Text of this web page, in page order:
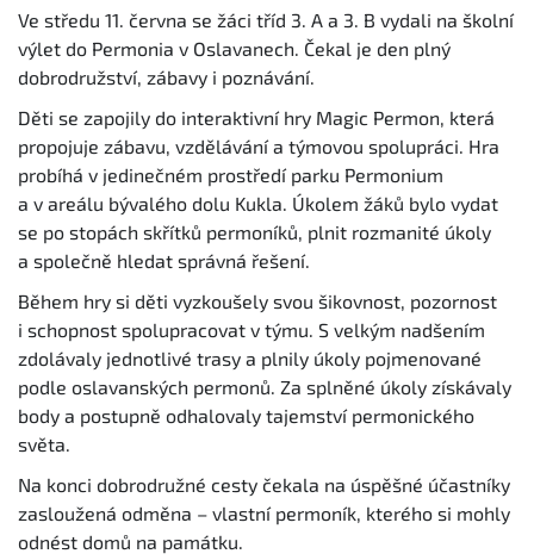
Ve středu 11. června se žáci tříd 3. A a 3. B vydali na školní
výlet do Permonia v Oslavanech. Čekal je den plný
dobrodružství, zábavy i poznávání.
Děti se zapojily do interaktivní hry Magic Permon, která
propojuje zábavu, vzdělávání a týmovou spolupráci. Hra
probíhá v jedinečném prostředí parku Permonium
a v areálu bývalého dolu Kukla. Úkolem žáků bylo vydat
se po stopách skřítků permoníků, plnit rozmanité úkoly
a společně hledat správná řešení.
Během hry si děti vyzkoušely svou šikovnost, pozornost
i schopnost spolupracovat v týmu. S velkým nadšením
zdolávaly jednotlivé trasy a plnily úkoly pojmenované
podle oslavanských permonů. Za splněné úkoly získávaly
body a postupně odhalovaly tajemství permonického
světa.
Na konci dobrodružné cesty čekala na úspěšné účastníky
zasloužená odměna – vlastní permoník, kterého si mohly
odnést domů na památku.